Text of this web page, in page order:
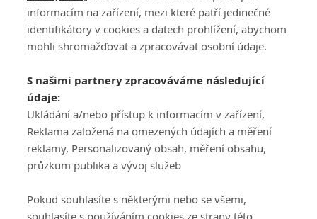
PŘIHLÁSIT
REGISTROVAT
DISKUZE
Šéfredaktorkou webu jePetr Slavík, e-mailserialy@fandimefilmu.cz
Máte-li zájem o inzerci na našem webu napište nám na e-mail
studio@koncal.com
Ochrana osobních údajů|Zásady používání cookies |Pravidla webu
Upravit nastavení soukromí
informacím na zařízení, mezi které patří jedinečné
identifikátory v cookies a datech prohlížení, abychom
mohli shromažďovat a zpracovávat osobní údaje.
S našimi partnery zpracováváme následující
údaje:
Ukládání a/nebo přístup k informacím v zařízení,
Reklama založená na omezených údajích a měření
reklamy, Personalizovaný obsah, měření obsahu,
průzkum publika a vývoj služeb
Pokud souhlasíte s některými nebo se všemi,
souhlasíte s používáním cookies ze strany této